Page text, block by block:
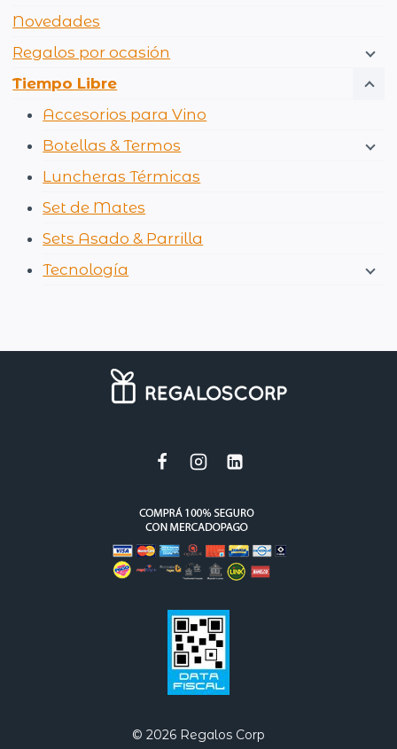
Novedades
Regalos por ocasión
Tiempo Libre
Accesorios para Vino
Botellas & Termos
Luncheras Térmicas
Set de Mates
Sets Asado & Parrilla
Tecnología
© 2026 Regalos Corp